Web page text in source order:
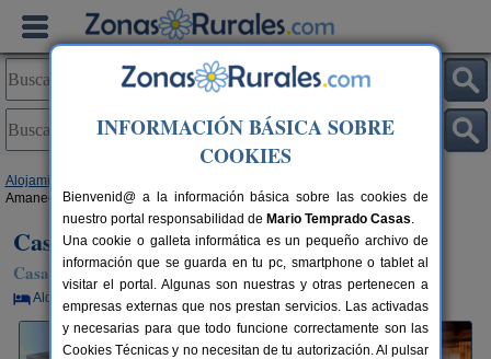
Alojamientos
Amanecer
Casa Rural Amanecer
Casa Rural en Castañar de Ibor (Cáceres)
Alquiler por habitaciones 2-12+4 plazas 111 km de Cáceres
INFORMACIÓN BÁSICA SOBRE
COOKIES
Bienvenid@ a la información básica sobre las cookies de
nuestro portal responsabilidad de Mario Temprado Casas.
Una cookie o galleta informática es un pequeño archivo de
información que se guarda en tu pc, smartphone o tablet al
visitar el portal. Algunas son nuestras y otras pertenecen a
empresas externas que nos prestan servicios. Las activadas
y necesarias para que todo funcione correctamente son las
Cookies Técnicas y no necesitan de tu autorización. Al pulsar